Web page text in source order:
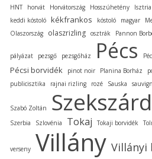
HNT
horvát Horvátország Hosszúhetény Isztria
keddi kóstoló kékfrankos kóstoló magyar
Olaszország
olaszrizling osztrák Pannon
pályázat pezsgő pezsgőház Pécs
Pécsi borvidék pinot noir Planina Borház
publicisztika
rajnai rizling rozé Sauska
Szabó Zoltán Szekszárd
Szerbia Szlovénia Tokaj Tokaji borvidék
verseny Villány Villányi